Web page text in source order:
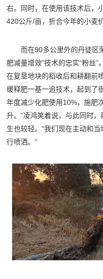
右。同时，在使用该技术后，
420公斤/亩，折合今年的小麦
而在90多公里外的丹徒区
肥减量增效”技术的忠实“粉丝”
在复垦地块的稻收后和耕翻前
缓释肥一基一追技术，起到了
年度减少化肥使用10%，施肥
升。”凌鸿笑着说，与此同时
生也较轻。“我们现在主动和
行喷洒。”